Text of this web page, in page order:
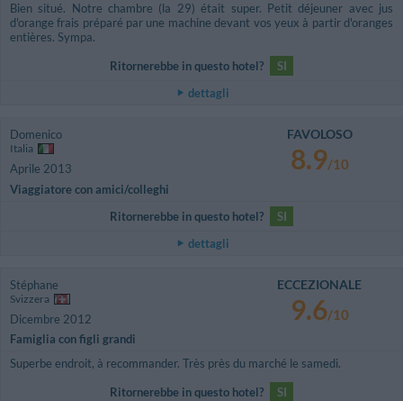
Bien situé. Notre chambre (la 29) était super. Petit déjeuner avec jus
d'orange frais préparé par une machine devant vos yeux à partir d'oranges
entières. Sympa.
Ritornerebbe in questo hotel?
SI
dettagli
Domenico
Italia
Aprile 2013
Viaggiatore con amici/colleghi
FAVOLOSO
8.9/10
Ritornerebbe in questo hotel?
SI
dettagli
Stéphane
Svizzera
Dicembre 2012
Famiglia con figli grandi
ECCEZIONALE
9.6/10
Superbe endroit, à recommander. Très près du marché le samedi.
Ritornerebbe in questo hotel?
SI